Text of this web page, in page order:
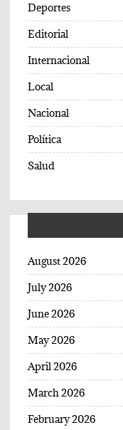
Deportes
Editorial
Internacional
Local
Nacional
Política
Salud
August 2026
July 2026
June 2026
May 2026
April 2026
March 2026
February 2026